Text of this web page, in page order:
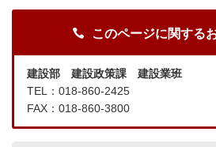
このページに関する
建設部 建設政策課 建設業班
TEL：018-860-2425
FAX：018-860-3800